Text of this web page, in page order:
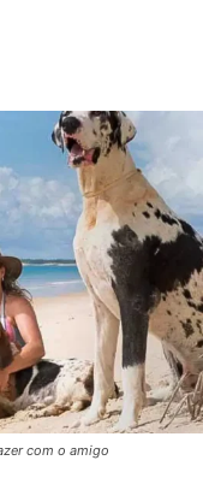
com o amigo